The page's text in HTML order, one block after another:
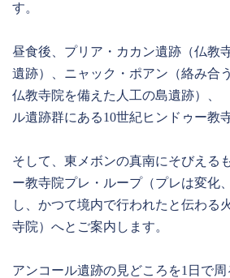
す。
昼食後、プリア・カカン遺跡（仏教
遺跡）、ニャック・ポアン（絡み合
仏教寺院を備えた人工の島遺跡）
ル遺跡群にある10世紀ヒンドゥー教
そして、東メボンの真南にそびえる
ー教寺院プレ・ループ（プレは変化
し、かつて境内で行われたと伝わる
寺院）へとご案内します。
アンコール遺跡の見どころを1日で